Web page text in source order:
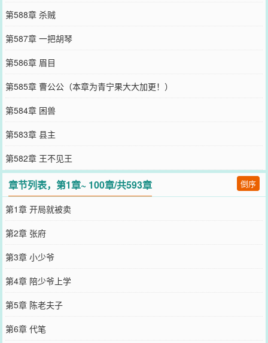
第588章 杀贼
第587章 一把胡琴
第586章 眉目
第585章 曹公公（本章为青宁果大大加更！）
第584章 困兽
第583章 县主
第582章 王不见王
章节列表，第1章~ 100章/共593章 倒序
第1章 开局就被卖
第2章 张府
第3章 小少爷
第4章 陪少爷上学
第5章 陈老夫子
第6章 代笔